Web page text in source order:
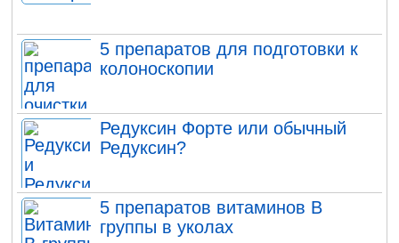
5 препаратов для подготовки к
колоноскопии
Редуксин Форте или обычный
Редуксин?
5 препаратов витаминов В
группы в уколах